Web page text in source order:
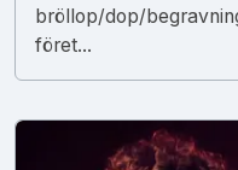
bröllop/dop/
föret...